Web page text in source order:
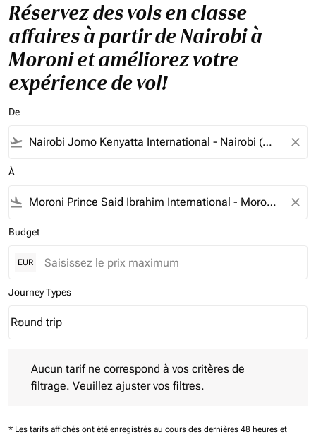
Réservez des vols en classe
affaires à partir de Nairobi à
Moroni et améliorez votre
expérience de vol!
De
flight_takeoff close
À
flight_land close
Budget
EUR
Journey Types
Journey Types option Round trip Selected
Round trip
keyboard_arrow_down
Aucun tarif ne correspond à vos critères de
filtrage. Veuillez ajuster vos filtres.
* Les tarifs affichés ont été enregistrés au cours des dernières 48 heures et